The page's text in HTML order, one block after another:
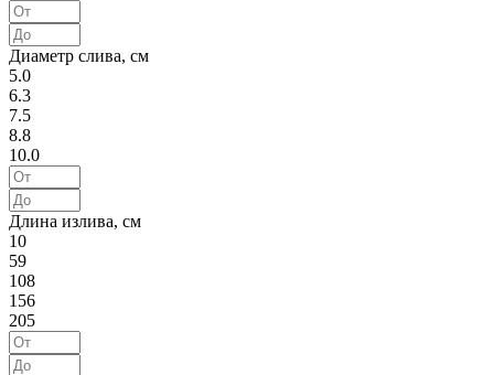
Диаметр слива, см
5.0
6.3
7.5
8.8
10.0
Длина излива, см
10
59
108
156
205